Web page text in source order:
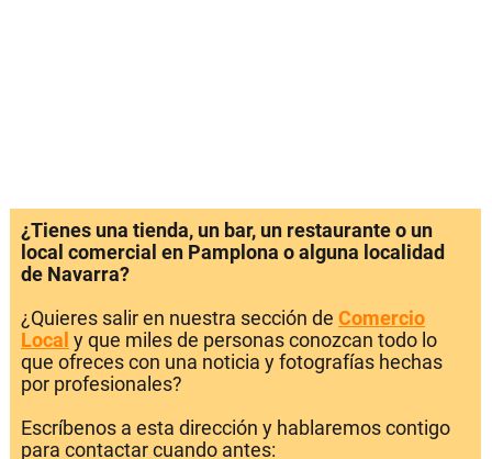
¿Tienes una tienda, un bar, un restaurante o un
local comercial en Pamplona o alguna localidad
de Navarra?
¿Quieres salir en nuestra sección de Comercio
Local y que miles de personas conozcan todo lo
que ofreces con una noticia y fotografías hechas
por profesionales?
Escríbenos a esta dirección y hablaremos contigo
para contactar cuando antes: